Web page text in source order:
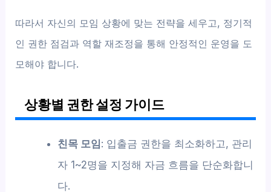
따라서 자신의 모임 상황에 맞는 전략을 세우고, 정기적
인 권한 점검과 역할 재조정을 통해 안정적인 운영을 도
모해야 합니다.
상황별 권한 설정 가이드
친목 모임: 입출금 권한을 최소화하고, 관리
자 1~2명을 지정해 자금 흐름을 단순화합니
다.